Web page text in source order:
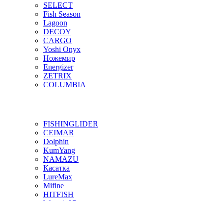
SELECT
Fish Season
Lagoon
DECOY
CARGO
Yoshi Onyx
Ножемир
Energizer
ZETRIX
COLUMBIA
FISHINGLIDER
CEIMAR
Dolphin
KumYang
NAMAZU
Касатка
LureMax
Mifine
HITFISH